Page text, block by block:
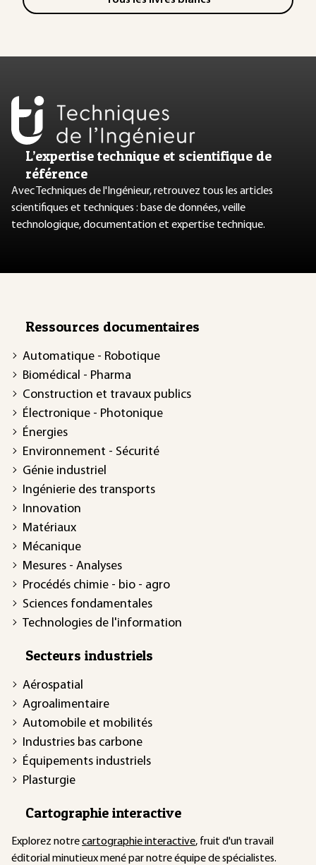
L’expertise technique et scientifique de
référence
Avec Techniques de l'Ingénieur, retrouvez tous les articles
scientifiques et techniques : base de données, veille
technologique, documentation et expertise technique.
Ressources documentaires
Automatique - Robotique
Biomédical - Pharma
Construction et travaux publics
Électronique - Photonique
Énergies
Environnement - Sécurité
Génie industriel
Ingénierie des transports
Innovation
Matériaux
Mécanique
Mesures - Analyses
Procédés chimie - bio - agro
Sciences fondamentales
Technologies de l'information
Secteurs industriels
Aérospatial
Agroalimentaire
Automobile et mobilités
Industries bas carbone
Équipements industriels
Plasturgie
Cartographie interactive
Explorez notrecartographie interactive, fruit d'un travail
éditorial minutieux mené par notre équipe de spécialistes.